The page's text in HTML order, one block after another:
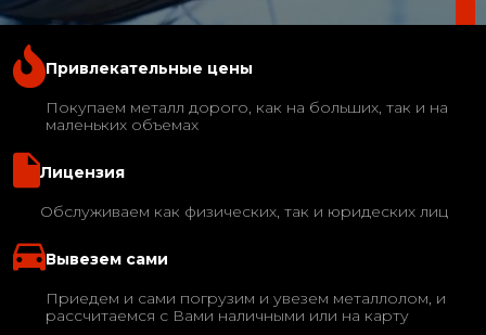
Привлекательные цены
Покупаем металл дорого, как на больших, так и на
маленьких объемах
Лицензия
Обслуживаем как физических, так и юридеских лиц
Вывезем сами
Приедем и сами погрузим и увезем металлолом, и
рассчитаемся с Вами наличными или на карту